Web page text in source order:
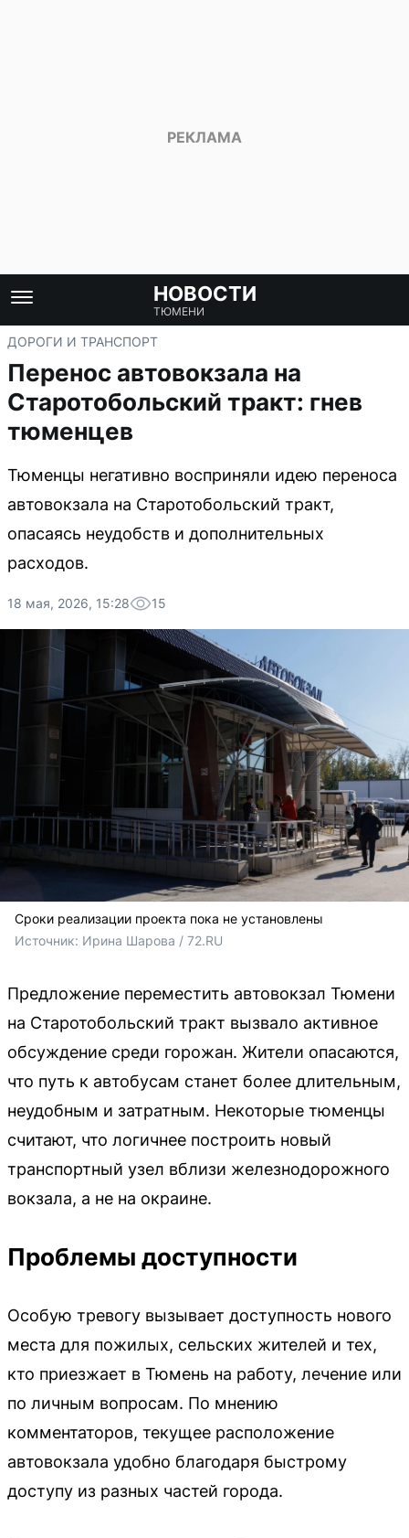
НОВОСТИ
ТЮМЕНИ
ДОРОГИ И ТРАНСПОРТ
Перенос автовокзала на
Старотобольский тракт: гнев
тюменцев
Тюменцы негативно восприняли идею переноса
автовокзала на Старотобольский тракт,
опасаясь неудобств и дополнительных
расходов.
18 мая, 2026, 15:28 15
Сроки реализации проекта пока не установлены
Источник: Ирина Шарова / 72.RU
Предложение переместить автовокзал Тюмени
на Старотобольский тракт вызвало активное
обсуждение среди горожан. Жители опасаются,
что путь к автобусам станет более длительным,
неудобным и затратным. Некоторые тюменцы
считают, что логичнее построить новый
транспортный узел вблизи железнодорожного
вокзала, а не на окраине.
Проблемы доступности
Особую тревогу вызывает доступность нового
места для пожилых, сельских жителей и тех,
кто приезжает в Тюмень на работу, лечение или
по личным вопросам. По мнению
комментаторов, текущее расположение
автовокзала удобно благодаря быстрому
доступу из разных частей города.